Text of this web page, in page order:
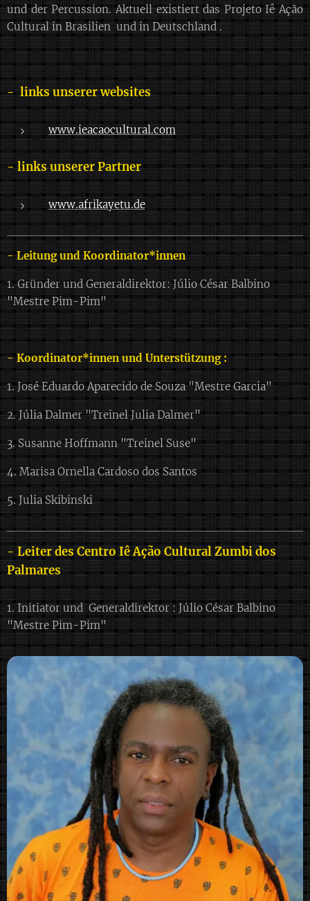
und der Percussion. Aktuell existiert das Projeto Iê Ação
Cultural in Brasilien und in Deutschland .
- links unserer websites
www.ieacaocultural.com
- links unserer Partner
www.afrikayetu.de
- Leitung und Koordinator*innen
1. Gründer und Generaldirektor: Júlio César Balbino
"Mestre Pim-Pim"
- Koordinator*innen und Unterstützung :
1. José Eduardo Aparecido de Souza "Mestre Garcia"
2. Júlia Dalmer "Treinel Julia Dalmer"
3. Susanne Hoffmann "Treinel Suse"
4. Marisa Ornella Cardoso dos Santos
5. Julia Skibinski
- Leiter des Centro Iê Ação Cultural Zumbi dos
Palmares
1. Initiator und Generaldirektor : Júlio César Balbino
"Mestre Pim-Pim"